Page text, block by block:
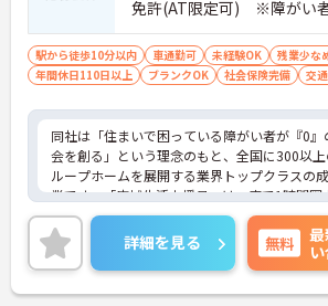
免許(AT限定可) ※障がい
不問です。※実務経験2年
者福祉に関する経験をお持
駅から徒歩10分以内 車通勤可 未経験OK 残業少な
年間休日110日以上
ブランクOK 社会保険完備 交
同社は「住まいで困っている障がい者が『0』
会を創る」という理念のもと、全国に300以
ループホームを展開する業界トップクラスの
業です。「広域生活支援員」は、車で1時間圏
数施設を横断的に担当し、現場支援とパート
フのサポートを行うハイクラスなポジション
最新設備とバリアフリーが完備され、スタッ
体的負担が少なく、広域手当5万円が付与され
とで高い給与水準を実現しています。年間休
詳細を見る 無料